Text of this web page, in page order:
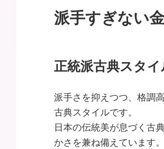
派手すぎない
正統派古典スタ
派手さを抑えつつ、格調
古典スタイルです。
日本の伝統美が息づく古
かさを兼ね備えています。